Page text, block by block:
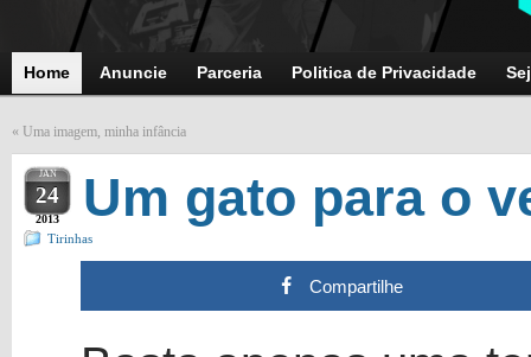
Home Anuncie Parceria Politica de Privacidade
« Uma imagem, minha infância
JAN
24
2013 Um gato para o
Tirinhas
Compartilhe